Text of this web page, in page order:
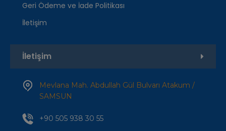
Geri Ödeme ve İade Politikası
İletişim
İletişim
Mevlana Mah. Abdullah Gül Bulvarı Atakum /
SAMSUN
+90 505 938 30 55